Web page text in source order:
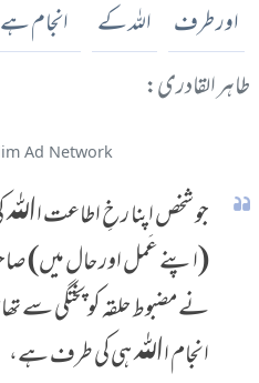
اور طرف اللہ کے انجام ہے
طاہر القادری:
Ad Network
جو شخص اپنا رخِ اطاعت
(اپنے عَمل اور حال میں)
نے مضبوط حلقہ کو پختگی سے
انجام اﷲ ہی کی طرف ہے،